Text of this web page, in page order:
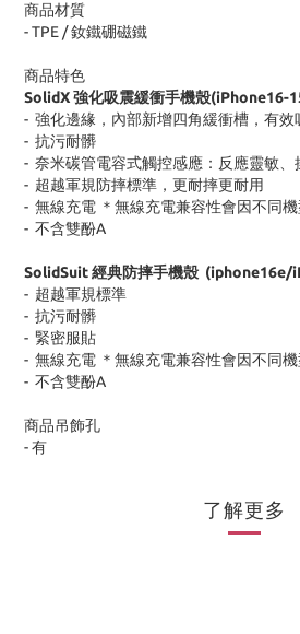
商品材質
- TPE /釹鐵硼磁鐵
商品特色
SolidX強化吸震緩衝手機殼(iPhone16-
- 強化邊緣，內部新增四角緩衝槽，有效
- 抗污耐髒
- 奈米碳管電容式觸控感應：反應靈敏、
- 超越軍規防摔標準，更耐摔更耐用
- 無線充電 ＊無線充電兼容性會因不同
- 不含雙酚A
SolidSuit經典防摔手機殼 (iphone16e/
- 超越軍規標準
- 抗污耐髒
- 緊密服貼
- 無線充電 ＊無線充電兼容性會因不同
- 不含雙酚A
商品吊飾孔
-有
了解更多